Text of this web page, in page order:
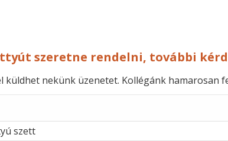
szeretne rendelni, további
küldhet nekünk üzenetet. Kollégánk hamarosan